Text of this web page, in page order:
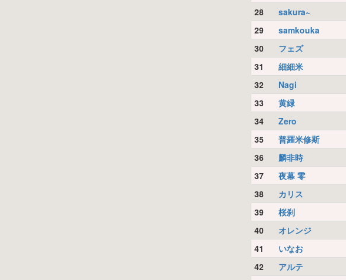
28 sakura~
29 samkouka
30 フェズ
31 細細米
32 Nagi
33 黄緑
34 Zero
35 普羅米修斯
36 麟非時
37 夜幕 零
38 カリス
39 桜刹
40 オレンジ
41 いなお
42 アルテ